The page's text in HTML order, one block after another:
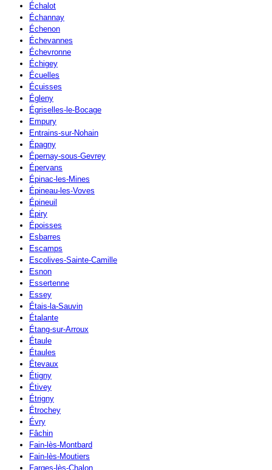
Échalot
Échannay
Échenon
Échevannes
Échevronne
Échigey
Écuelles
Écuisses
Égleny
Égriselles-le-Bocage
Empury
Entrains-sur-Nohain
Épagny
Épernay-sous-Gevrey
Épervans
Épinac-les-Mines
Épineau-les-Voves
Épineuil
Épiry
Époisses
Esbarres
Escamps
Escolives-Sainte-Camille
Esnon
Essertenne
Essey
Étais-la-Sauvin
Étalante
Étang-sur-Arroux
Étaule
Étaules
Étevaux
Étigny
Étivey
Étrigny
Étrochey
Évry
Fâchin
Fain-lès-Montbard
Fain-lès-Moutiers
Farges-lès-Chalon